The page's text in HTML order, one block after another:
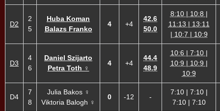
D2
2
5
Huba Koman
Balazs Franko
4 +4
42.6
50.0
8:10 | 10:8 |
11:13 | 13:11
| 10:7 | 10:9
D3
4
6
Daniel Szijarto
Petra Toth ♀
4 +4
44.4
48.9
10:6 | 7:10 |
10:9 | 10:9 |
10:9
D4
7
8
Julia Bakos ♀
Viktoria Balogh ♀
0 -12 -
7:10 | 7:10 |
7:10 | 7:10